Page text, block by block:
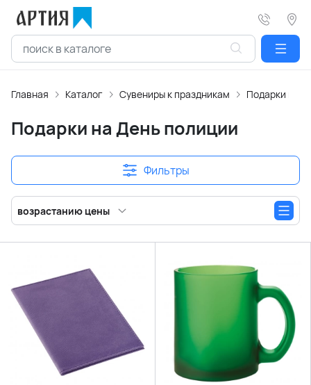
Главная Каталог Сувениры к праздникам Подарки на
Подарки на День полиции
Фильтры
возрастанию цены